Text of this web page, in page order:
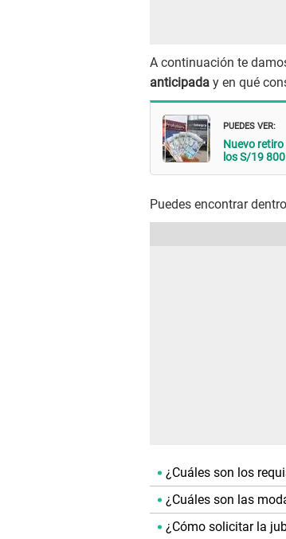
A continuación te
anticipada y en qué
PUEDES VER:
Nuevo
los S/19 800
Puedes encontrar
¿Cuáles son los
¿Cuáles son las
¿Cómo solicitar la